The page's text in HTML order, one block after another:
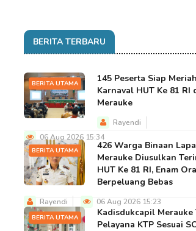
BERITA TERBARU
BERITA UTAMA
145 Peserta Siap
Karnaval HUT Ke 81 RI
Merauke
Rayendi
06 Aug 2026 15:34
BERITA UTAMA
426 Warga Binaan
Merauke Diusulkan
HUT Ke 81 RI, Enam
Berpeluang Bebas
Rayendi 06 Aug 2026 15:23
BERITA UTAMA
Kadisdukcapil Merauke
Pelayana KTP Sesuai